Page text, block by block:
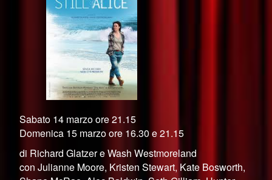
Sabato 14 marzo ore 21.15
Domenica 15 marzo ore 16.30 e 21.15
di Richard Glatzer e Wash Westmoreland
con Julianne Moore, Kristen Stewart, Kate Bosworth,